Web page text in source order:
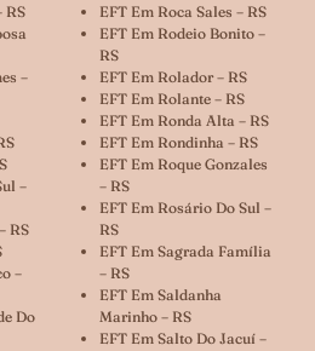
RS
–
–
RS
–
Do
EFT Em Roca Sales – RS
EFT Em Rodeio Bonito –
RS
EFT Em Rolador – RS
EFT Em Rolante – RS
EFT Em Ronda Alta – RS
EFT Em Rondinha – RS
EFT Em Roque Gonzales
– RS
EFT Em Rosário Do Sul –
RS
EFT Em Sagrada Família
– RS
EFT Em Saldanha
Marinho – RS
EFT Em Salto Do Jacuí –